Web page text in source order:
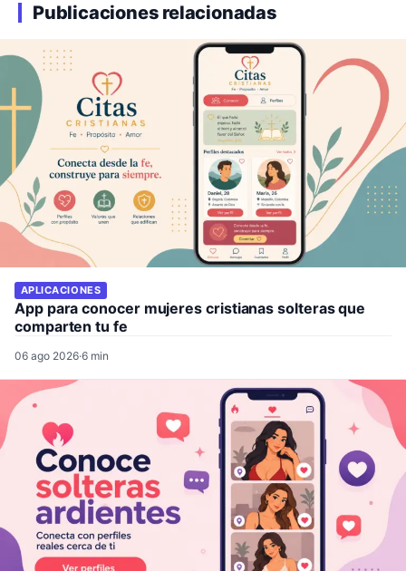
Publicaciones relacionadas
APLICACIONES
App para conocer mujeres cristianas solteras que
comparten tu fe
06 ago 2026·6 min